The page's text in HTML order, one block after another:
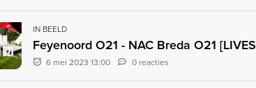
IN BEELD
Feyenoord O21 - NAC Breda O21
6 mei 2023 13:00 0 reacties